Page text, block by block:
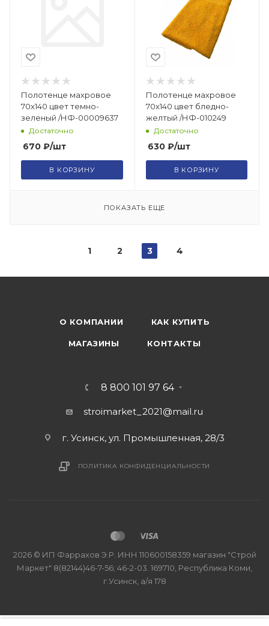
Полотенце махровое
70х140 цвет темно-
зеленый /НФ-00009637
Достаточно
670 ₽/шт
В КОРЗИНУ
Полотенце махровое
70х140 цвет бледно-
желтый /НФ-010249
Достаточно
630₽/шт
В КОРЗИНУ
ПОКАЗАТЬ ЕЩЕ
1 2 3 4
О КОМПАНИИ КАК КУПИТЬ
МАГАЗИНЫ КОНТАКТЫ
8 800 101 97 64
stroimarket_2021@mail.ru
г. Усинск, ул. Промышленная, 28/3
ПОЛИТИКА КОНФИДЕНЦИАЛЬНОСТИ
2026 © ИП Фаррахов Э.Р. ИНН 110600158359 магазин "Строй
Маркет" 8(82144)46-7-56; 46-2-03. 169710, Республика Коми,
г.Усинск, а/я 178